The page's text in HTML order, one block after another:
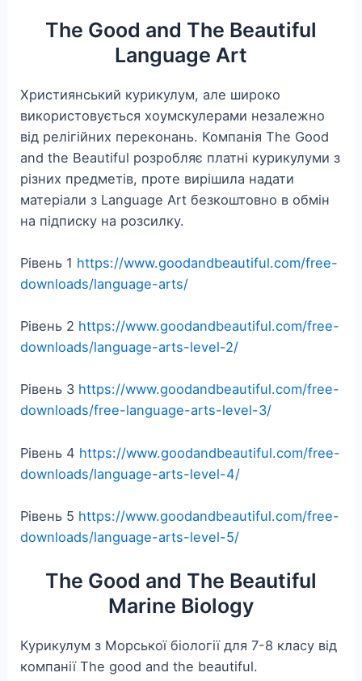
The Good and The Beautiful
Language Art
Християнський курикулум, але широко
використовується хоумскулерами незалежно
від релігійних переконань. Компанія The Good
and the Beautiful розробляє платні курикулуми з
різних предметів, проте вирішила надати
матеріали з Language Art безкоштовно в обмін
на підписку на розсилку.
Рівень 1 https://www.goodandbeautiful.com/free-
downloads/language-arts/
Рівень 2 https://www.goodandbeautiful.com/free-
downloads/language-arts-level-2/
Рівень 3 https://www.goodandbeautiful.com/free-
downloads/free-language-arts-level-3/
Рівень 4 https://www.goodandbeautiful.com/free-
downloads/language-arts-level-4/
Рівень 5 https://www.goodandbeautiful.com/free-
downloads/language-arts-level-5/
The Good and The Beautiful
Marine Biology
Курикулум з Морської біології для 7-8 класу від
компанії The good and the beautiful.